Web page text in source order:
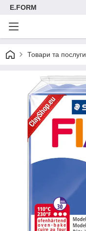
E.FORM
Товари та послуги